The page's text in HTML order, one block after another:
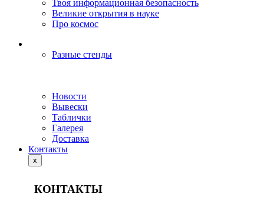
Твоя информационная безопасность
Великие открытия в науке
Про космос
Разные стенды
Новости
Вывески
Таблички
Галерея
Доставка
Контакты
x
КОНТАКТЫ